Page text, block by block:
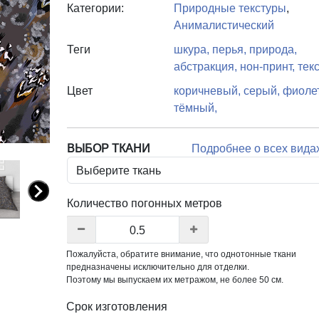
N
Категории:
Природные текстуры,
Анималистический
Теги
шкура, перья, природа,
абстракция, нон-принт,
Цвет
коричневый, серый,
тёмный,
ВЫБОР ТКАНИ Подробнее о всех
Количество погонных метров
Пожалуйста, обратите внимание, что однотонные ткани
предназначены исключительно для отделки.
Поэтому мы выпускаем их метражом, не более 50 см.
Срок изготовления